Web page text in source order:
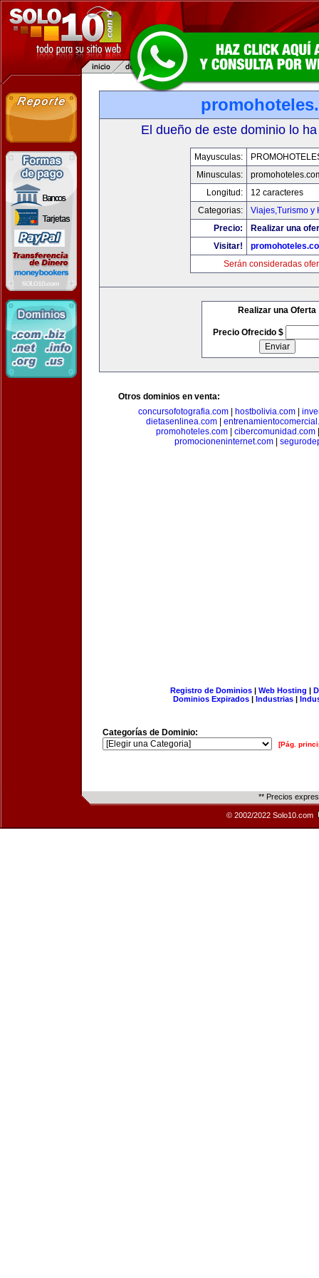
El dueño de este dominio lo
Mayusculas:
Minusculas:
Longitud:
12 caracteres
Categorias:
Viajes,Turismo y
Precio:
Realizar una
Visitar!
Serán consideradas
Realizar una Oferta
Precio Ofrecido $
Otros dominios en venta:
concursofotografia.com| hostbolivia.com|
dietasenlinea.com|
promohoteles.com
cibercomunidad.com
promocioneninternet.com|
Registro de Dominios| Web Hosting |
Dominios Expirados | Industrias |
Categorías de Dominio:
[Pág.
** Precios
© 2002/2022 Solo10.com